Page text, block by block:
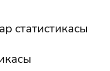
статистикасы